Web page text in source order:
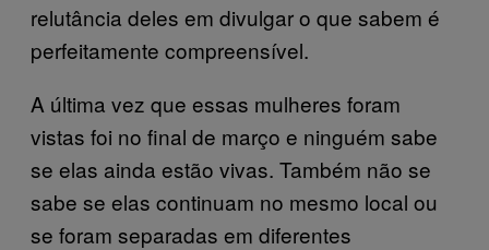
relutância deles em divulgar o que sabem é
perfeitamente compreensível.
A última vez que essas mulheres foram
vistas foi no final de março e ninguém sabe
se elas ainda estão vivas. Também não se
sabe se elas continuam no mesmo local ou
se foram separadas em diferentes